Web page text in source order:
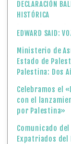
DECLARACIÓN
HISTÓRICA
EDWARD SAID:
Ministerio de
Estado de
Palestina: Dos
Celebramos el
con el
por Palestina»
Comunicado
Expatriados del